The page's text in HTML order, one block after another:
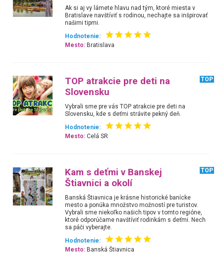
Ak si aj vy lámete hlavu nad tým, ktoré miesta v
Bratislave navštíviť s rodinou, nechajte sa inšpirovať
našimi tipmi.
Hodnotenie:
Mesto: Bratislava
TOP atrakcie pre deti na
Slovensku
TOP
Vybrali sme pre vás TOP atrakcie pre deti na
Slovensku, kde s deťmi strávite pekný deň.
Hodnotenie:
Mesto: Celá SR
Kam s deťmi v Banskej
Štiavnici a okolí
TOP
Banská Štiavnica je krásne historické banícke
mesto a ponúka množstvo možností pre turistov.
Vybrali sme niekoľko našich tipov v tomto regióne,
ktoré odporúčame navštíviť rodinkám s deťmi. Nech
sa páči vyberajte.
Hodnotenie:
Mesto: Banská Štiavnica